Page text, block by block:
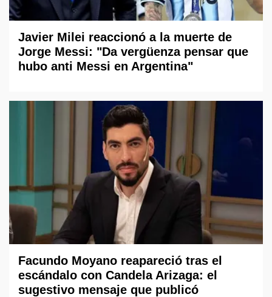
Javier Milei reaccionó a la muerte de
Jorge Messi: "Da vergüenza pensar que
hubo anti Messi en Argentina"
Facundo Moyano reapareció tras el
escándalo con Candela Arizaga: el
sugestivo mensaje que publicó